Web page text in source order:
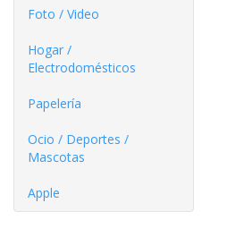
Foto / Video
Hogar /
Electrodomésticos
Papelería
Ocio / Deportes /
Mascotas
Apple